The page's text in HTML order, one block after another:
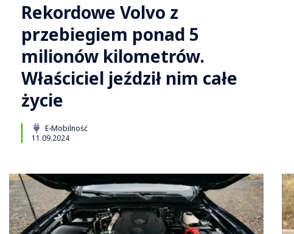
Rekordowe Volvo z
przebiegiem ponad 5
milionów kilometrów.
Właściciel jeździł nim całe
życie
E-Mobilność
11.09.2024